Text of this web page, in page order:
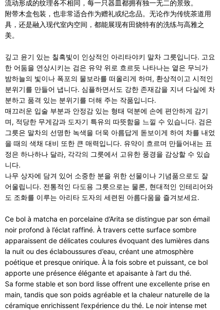
流动形成的纹理各不相同，每一只器皿都拥有独一无二的景致。
附带木盒包装，也非常适合作为赠礼或纪念品。无论作为传统茶道用
具，还是融入现代室内空间，都能展现有田烧特有的洗练与高雅之
美。
깊고 윤기 있는 칠흑빛이 인상적인 아리타야키 말차 그릇입니다. 고요
한 어둠을 연상시키는 검은 유약 위로 흐르듯 나타나는 옅은 무늬가
밤하늘의 빛이나 폭포의 물보라를 떠올리게 하며, 환상적이고 시적인
분위기를 만들어 냅니다. 심플하면서도 강한 존재감을 지녀 다실에 차
분하고 품격 있는 분위기를 더해 주는 작품입니다.
매끄러운 입술 부분과 안정감 있는 형태 덕분에 손에 편안하게 감기
며, 적당한 무게감과 도자기 특유의 따뜻함을 느낄 수 있습니다. 검은
그릇은 말차의 선명한 녹색을 더욱 아름답게 돋보이게 하여 차를 내었
을 때의 색채 대비 또한 큰 매력입니다. 유약이 흐르며 만들어내는 표
정은 하나하나 달라, 각각의 그릇에서 고유한 풍경을 감상할 수 있습
니다.
나무 상자에 담겨 있어 소중한 분을 위한 선물이나 기념품으로도 잘
어울립니다. 전통적인 다도용 그릇으로는 물론, 현대적인 인테리어와
도 조화를 이루는 아리타 도자의 세련된 아름다움을 즐겨보세요.
Ce bol à matcha en porcelaine d’Arita se distingue par son émail
noir profond à l’éclat raffiné. À travers cette surface sombre
apparaissent de délicates coulures évoquant des lumières dans
la nuit ou des éclaboussures d’eau, créant une atmosphère
poétique et presque onirique. À la fois sobre et puissant, ce bol
apporte une présence élégante et apaisante à l’art du thé.
Sa forme stable et son bord lisse offrent une excellente prise en
main, tandis que son poids agréable et la chaleur naturelle de la
céramique enrichissent l’expérience du thé. Le noir intense met